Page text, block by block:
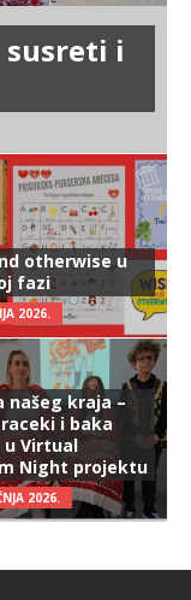
susreti i
otherwise u
fazi
2026.
našeg kraja –
i baka
u Virtual
Night projektu
2026.